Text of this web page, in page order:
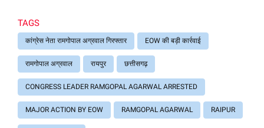
TAGS
कांग्रेस नेता रामगोपाल अग्रवाल गिरफ्तार EOW की बड़ी कार्रवाई
रामगोपाल अग्रवाल रायपुर छत्तीसगढ़
CONGRESS LEADER RAMGOPAL AGARWAL ARRESTED
MAJOR ACTION BY EOW RAMGOPAL AGARWAL RAIPUR